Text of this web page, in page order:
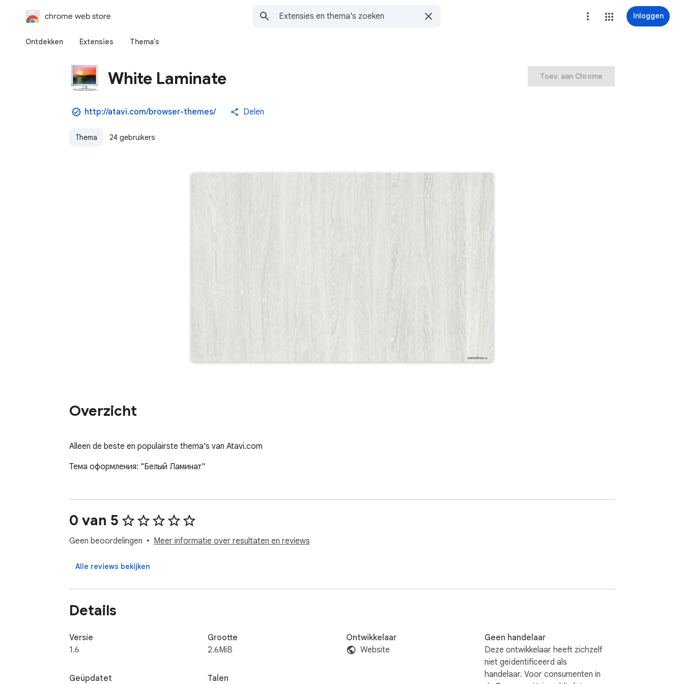
chrome web store Inloggen
Ontdekken Extensies Thema's
White Laminate
http://atavi.com/browser-themes/ Delen
Thema 24 gebruikers
Toev. aan Chrome
Overzicht
Alleen de beste en populairste thema's van Atavi.com
Тема оформления: "Белый Ламинат"
0 van 5
Geen beoordelingen Meer informatie over resultaten en reviews
Alle reviews bekijken
Details
Versie
1.6
Geüpdatet
Grootte
2.6MiB
Talen
Ontwikkelaar
Website
Geen handelaar
Deze ontwikkelaar heeft zichzelf
niet geïdentificeerd als
handelaar. Voor consumenten in